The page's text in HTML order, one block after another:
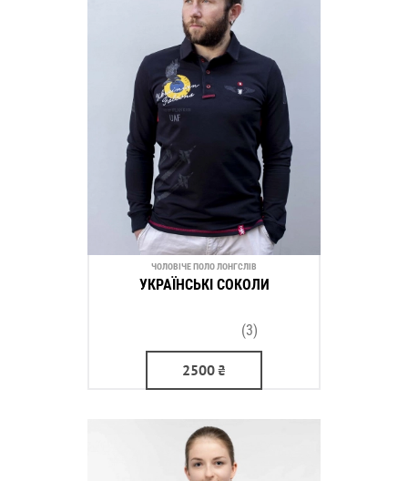
ЧОЛОВІЧЕ ПОЛО ЛОНГСЛІВ
УКРАЇНСЬКІ СОКОЛИ
(3)
2500₴